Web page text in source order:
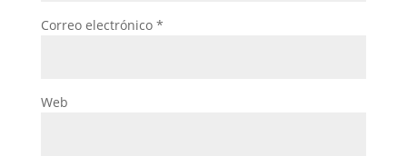
Correo electrónico *
Web